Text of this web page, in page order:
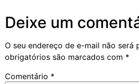
Deixe um
O seu endereço de e-mail não será
obrigatórios são marcados com *
Comentário *